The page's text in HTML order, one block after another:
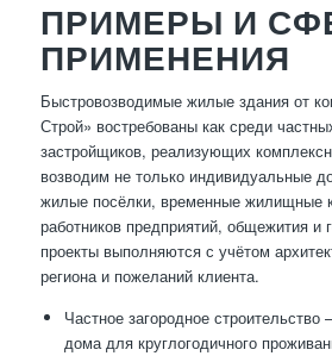
ПРИМЕРЫ И
ПРИМЕНЕНИЯ
Быстровозводимые жилые здания от
Строй» востребованы как среди
застройщиков, реализующих
возводим не только индивидуальные
жилые посёлки, временные жилищные
работников предприятий, общежития и
проекты выполняются с учётом
региона и пожеланий клиента.
Частное загородное
дома для круглогодичного